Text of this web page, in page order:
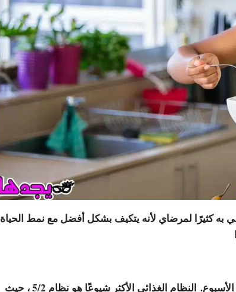
به كثيرًا لمرضاي لأنه يتكيف بشكل أفضل مع نمط الحياة
: يوم أو يومين في الأسبوع. النظام الغذائي الأكثر شيوعًا هو نظام 5/2 ، حيث